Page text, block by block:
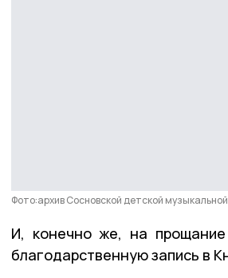
Фото:архив Сосновской детской
И, конечно же, на прощание
благодарственную запись в